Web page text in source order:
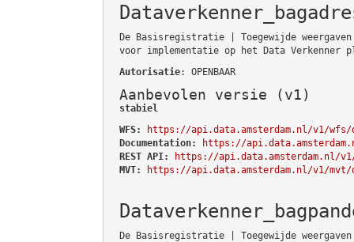
De Basisregistratie | Toegewijde
voor implementatie op het Data Verkenner
Autorisatie: OPENBAAR
Aanbevolen versie (v1)
stabiel
WFS:
https://api.data.amsterdam.nl/v1/wfs/
Documentation:
https://
REST API:
https://api.data.amsterdam.nl/
MVT:
https://api.data.amsterdam.nl/v1/mvt/
De Basisregistratie | Toegewijde